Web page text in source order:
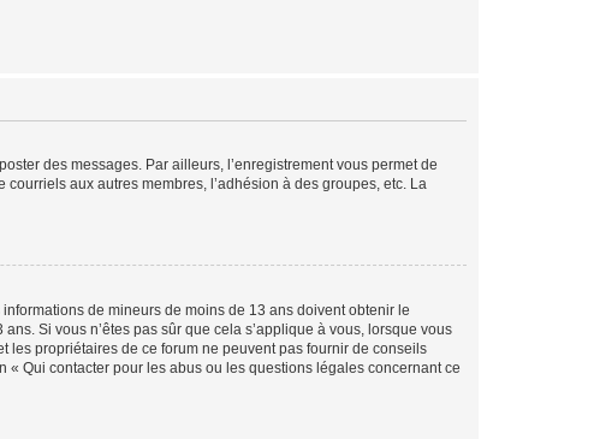
des messages. Par ailleurs, l’enregistrement vous permet de
aux autres membres, l’adhésion à des groupes, etc. La
de mineurs de moins de 13 ans doivent obtenir le
Si vous n’êtes pas sûr que cela s’applique à vous, lorsque vous
les propriétaires de ce forum ne peuvent pas fournir de conseils
Qui contacter pour les abus ou les questions légales concernant ce